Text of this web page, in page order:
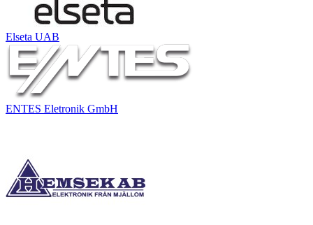
Elseta UAB
ENTES Eletronik GmbH